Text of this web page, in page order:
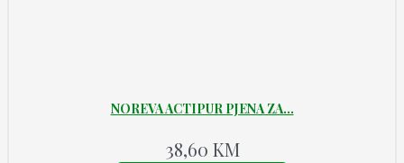
NOREVA ACTIPUR PJENA ZA...
38,60 KM